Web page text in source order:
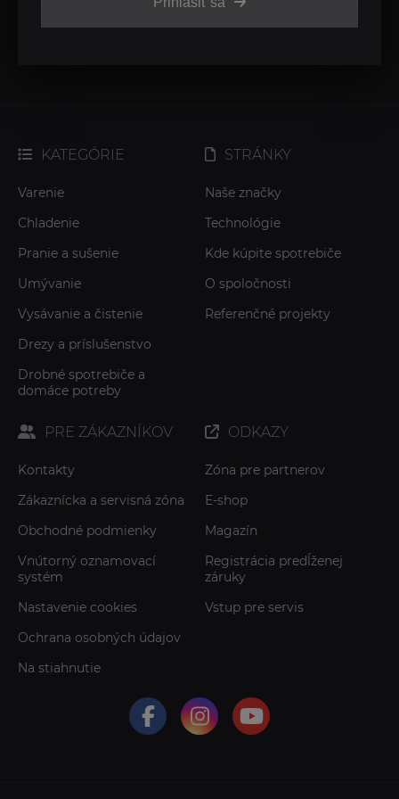
KATEGÓRIE
Varenie
Chladenie
Pranie a sušenie
Umývanie
Vysávanie a čistenie
Drezy a príslušenstvo
Drobné spotrebiče a
domáce potreby
STRÁNKY
Naše značky
Technológie
Kde kúpite spotrebiče
O spoločnosti
Referenčné projekty
PRE ZÁKAZNÍKOV
Kontakty
Zákaznícka a servisná zóna
Obchodné podmienky
Vnútorný oznamovací
systém
Nastavenie cookies
Ochrana osobných údajov
Na stiahnutie
ODKAZY
Zóna pre partnerov
E-shop
Magazín
Registrácia predĺženej
záruky
Vstup pre servis